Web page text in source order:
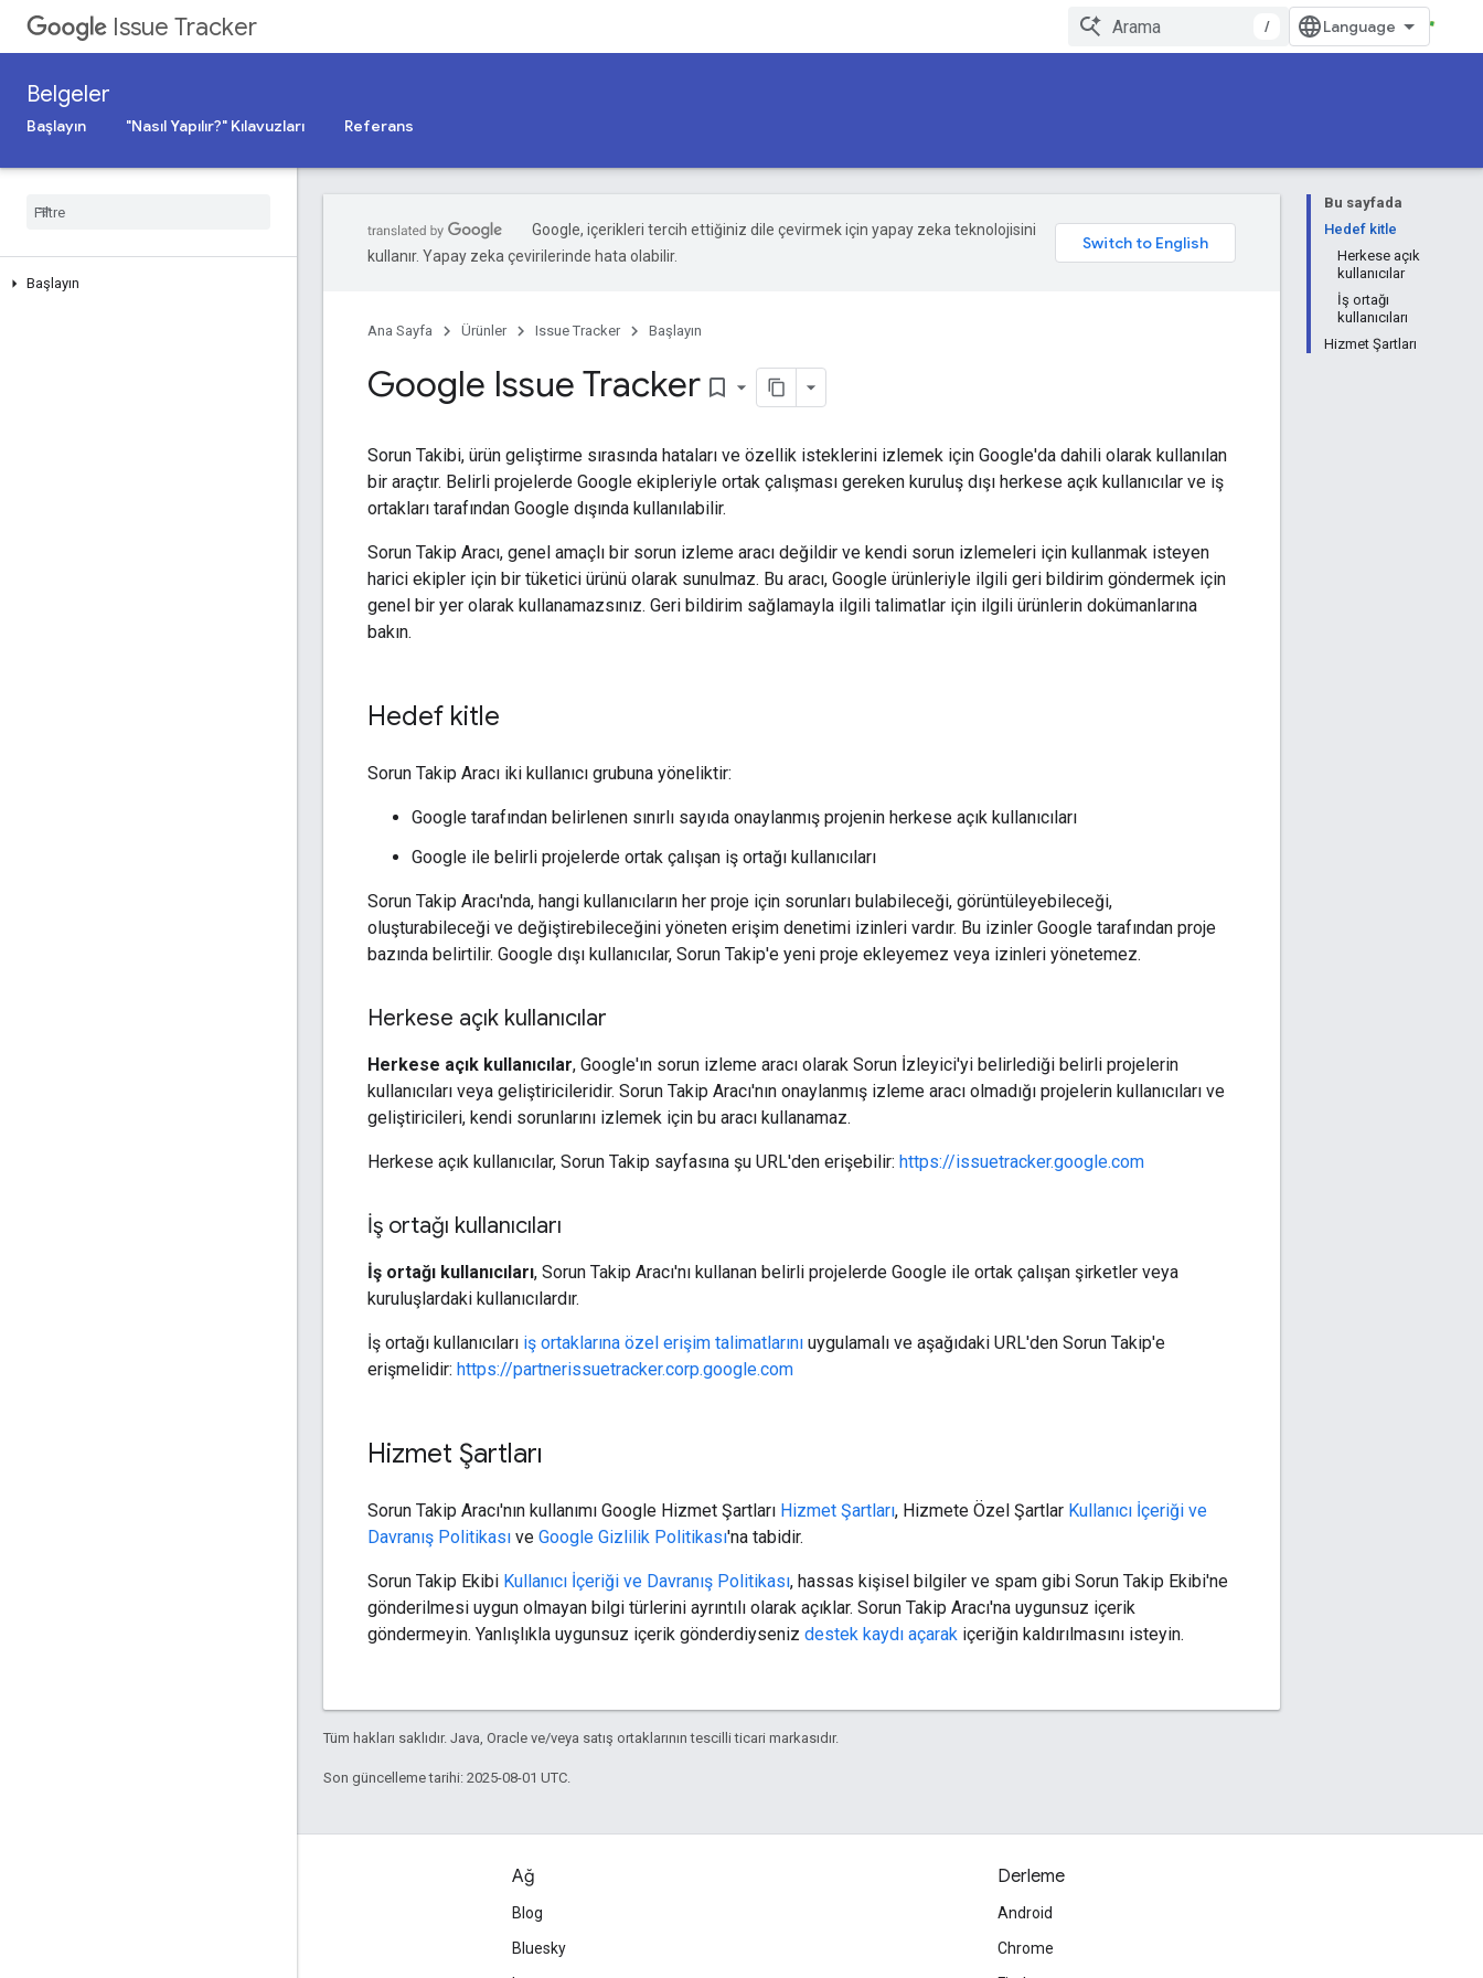
Issue Tracker /
Belgeler
Başlayın "Nasıl Yapılır?" Kılavuzları Referans
Başlayın
Bu sayfada
Hedef kitle
Herkese açık
kullanıcılar
İş ortağı
kullanıcıları
Hizmet Şartları
Google, içerikleri tercih ettiğiniz dile çevirmek için yapay zeka teknolojisini
kullanır. Yapay zeka çevirilerinde hata olabilir.
Ana Sayfa Ürünler Issue Tracker Başlayın
Google Issue Tracker bookmark_border
Sorun Takibi, ürün geliştirme sırasında hataları ve özellik isteklerini izlemek için Google'da dahili olarak kullanılan
bir araçtır. Belirli projelerde Google ekipleriyle ortak çalışması gereken kuruluş dışı herkese açık kullanıcılar ve iş
ortakları tarafından Google dışında kullanılabilir.
Sorun Takip Aracı, genel amaçlı bir sorun izleme aracı değildir ve kendi sorun izlemeleri için kullanmak isteyen
harici ekipler için bir tüketici ürünü olarak sunulmaz. Bu aracı, Google ürünleriyle ilgili geri bildirim göndermek için
genel bir yer olarak kullanamazsınız. Geri bildirim sağlamayla ilgili talimatlar için ilgili ürünlerin dokümanlarına
bakın.
Hedef kitle
Sorun Takip Aracı iki kullanıcı grubuna yöneliktir:
Google tarafından belirlenen sınırlı sayıda onaylanmış projenin herkese açık kullanıcıları
Google ile belirli projelerde ortak çalışan iş ortağı kullanıcıları
Sorun Takip Aracı'nda, hangi kullanıcıların her proje için sorunları bulabileceği, görüntüleyebileceği,
oluşturabileceği ve değiştirebileceğini yöneten erişim denetimi izinleri vardır. Bu izinler Google tarafından proje
bazında belirtilir. Google dışı kullanıcılar, Sorun Takip'e yeni proje ekleyemez veya izinleri yönetemez.
Herkese açık kullanıcılar
Herkese açık kullanıcılar, Google'ın sorun izleme aracı olarak Sorun İzleyici'yi belirlediği belirli projelerin
kullanıcıları veya geliştiricileridir. Sorun Takip Aracı'nın onaylanmış izleme aracı olmadığı projelerin kullanıcıları ve
geliştiricileri, kendi sorunlarını izlemek için bu aracı kullanamaz.
Herkese açık kullanıcılar, Sorun Takip sayfasına şu URL'den erişebilir: https://issuetracker.google.com
İş ortağı kullanıcıları
İş ortağı kullanıcıları, Sorun Takip Aracı'nı kullanan belirli projelerde Google ile ortak çalışan şirketler veya
kuruluşlardaki kullanıcılardır.
İş ortağı kullanıcıları iş ortaklarına özel erişim talimatlarını uygulamalı ve aşağıdaki URL'den Sorun Takip'e
erişmelidir: https://partnerissuetracker.corp.google.com
Hizmet Şartları
Sorun Takip Aracı'nın kullanımı Google Hizmet Şartları Hizmet Şartları, Hizmete Özel Şartlar Kullanıcı İçeriği ve
Davranış Politikası ve Google Gizlilik Politikası'na tabidir.
Sorun Takip Ekibi Kullanıcı İçeriği ve Davranış Politikası, hassas kişisel bilgiler ve spam gibi Sorun Takip Ekibi'ne
gönderilmesi uygun olmayan bilgi türlerini ayrıntılı olarak açıklar. Sorun Takip Aracı'na uygunsuz içerik
göndermeyin. Yanlışlıkla uygunsuz içerik gönderdiyseniz destek kaydı açarak içeriğin kaldırılmasını isteyin.
Tüm hakları saklıdır. Java, Oracle ve/veya satış ortaklarının tescilli ticari markasıdır.
Son güncelleme tarihi: 2025-08-01 UTC.
Ağ
Blog
Bluesky
Derleme
Android
Chrome